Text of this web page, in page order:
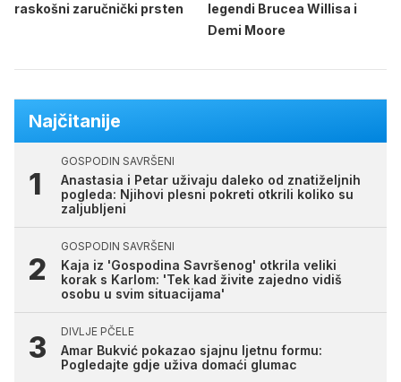
raskošni zaručnički prsten
legendi Brucea Willisa i
Demi Moore
Najčitanije
GOSPODIN SAVRŠENI
Anastasia i Petar uživaju daleko od znatiželjnih
pogleda: Njihovi plesni pokreti otkrili koliko su
zaljubljeni
GOSPODIN SAVRŠENI
Kaja iz 'Gospodina Savršenog' otkrila veliki
korak s Karlom: 'Tek kad živite zajedno vidiš
osobu u svim situacijama'
DIVLJE PČELE
Amar Bukvić pokazao sjajnu ljetnu formu:
Pogledajte gdje uživa domaći glumac